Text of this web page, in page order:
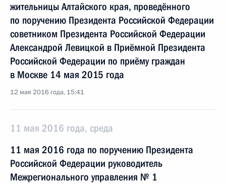
жительницы Алтайского края, проведённого
по поручению Президента Российской Федерации
советником Президента Российской Федерации
Александрой Левицкой в Приёмной Президента
Российской Федерации по приёму граждан
в Москве 14 мая 2015 года
12 мая 2016 года, 15:41
11 мая 2016 года, среда
11 мая 2016 года по поручению Президента
Российской Федерации руководитель
Межрегионального управления № 1